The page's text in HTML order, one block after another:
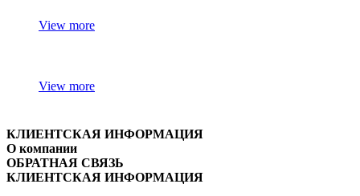
View more
View more
КЛИЕНТСКАЯ ИНФОРМАЦИЯ
О компании
ОБРАТНАЯ СВЯЗЬ
КЛИЕНТСКАЯ ИНФОРМАЦИЯ